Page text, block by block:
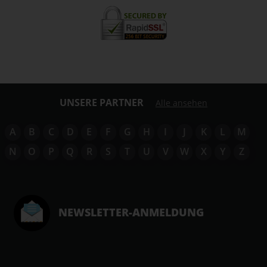
UNSERE PARTNER Alle ansehen
A B C D E F G H I J K L
M
N
O P Q R S T U V W X Y Z
NEWSLETTER-ANMELDUNG